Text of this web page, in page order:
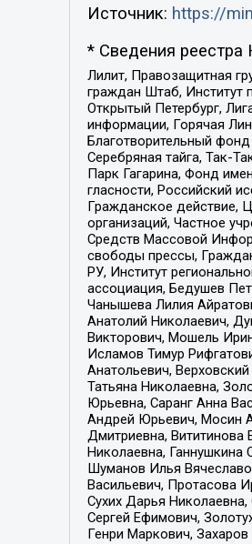
Источник: https://
* Сведения
Лилит, Правозащитная
граждан Штаб, Институт
Открытый Петербург,
информации, Горячая
Благотворительный
Серебряная тайга, Так-
Парк Гагарина, Фонд
гласности, Российский
Гражданское действие,
организаций, Частное
Средств Массовой
свободы прессы,
РУ, Институт
ассоциация, Бедушев
Чанышева Лилия
Анатолий Николаевич,
Викторович, Мошель
Исламов Тимур
Анатольевич,
Татьяна Николаевна,
Юрьевна, Саранг Анна
Андрей Юрьевич, Мосин
Дмитриевна, Вититинова
Николаевна, Ганнушкина
Шуманов Илья
Васильевич, Протасова
Сухих Дарья
Сергей Ефимович,
Генри Маркович,